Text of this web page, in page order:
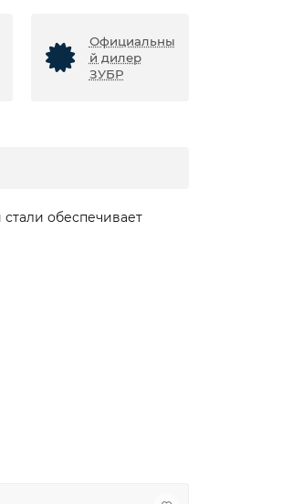
Официальны
й дилер
ЗУБР
обеспечивает